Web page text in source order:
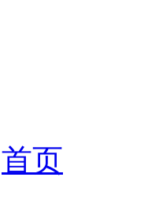
首页